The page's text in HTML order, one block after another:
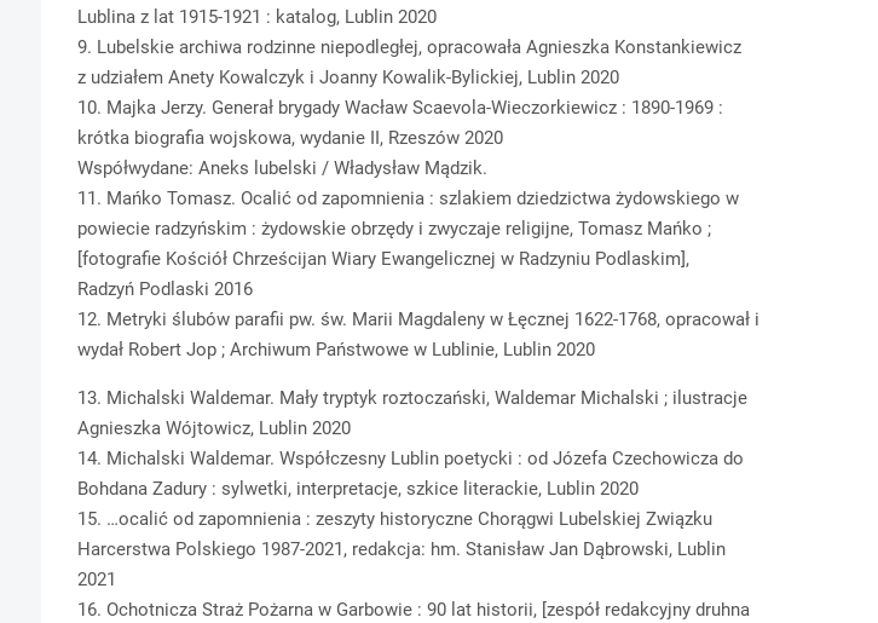
Lublina z lat 1915-1921 : katalog, Lublin 2020
9. Lubelskie archiwa rodzinne niepodległej, opracowała Agnieszka Konstankiewicz
z udziałem Anety Kowalczyk i Joanny Kowalik-Bylickiej, Lublin 2020
10. Majka Jerzy. Generał brygady Wacław Scaevola-Wieczorkiewicz : 1890-1969 :
krótka biografia wojskowa, wydanie II, Rzeszów 2020
Współwydane: Aneks lubelski / Władysław Mądzik.
11. Mańko Tomasz. Ocalić od zapomnienia : szlakiem dziedzictwa żydowskiego w
powiecie radzyńskim : żydowskie obrzędy i zwyczaje religijne, Tomasz Mańko ;
[fotografie Kościół Chrześcijan Wiary Ewangelicznej w Radzyniu Podlaskim],
Radzyń Podlaski 2016
12. Metryki ślubów parafii pw. św. Marii Magdaleny w Łęcznej 1622-1768, opracował i
wydał Robert Jop ; Archiwum Państwowe w Lublinie, Lublin 2020
13. Michalski Waldemar. Mały tryptyk roztoczański, Waldemar Michalski ; ilustracje
Agnieszka Wójtowicz, Lublin 2020
14. Michalski Waldemar. Współczesny Lublin poetycki : od Józefa Czechowicza do
Bohdana Zadury : sylwetki, interpretacje, szkice literackie, Lublin 2020
15. …ocalić od zapomnienia : zeszyty historyczne Chorągwi Lubelskiej Związku
Harcerstwa Polskiego 1987-2021, redakcja: hm. Stanisław Jan Dąbrowski, Lublin
2021
16. Ochotnicza Straż Pożarna w Garbowie : 90 lat historii, [zespół redakcyjny druhna